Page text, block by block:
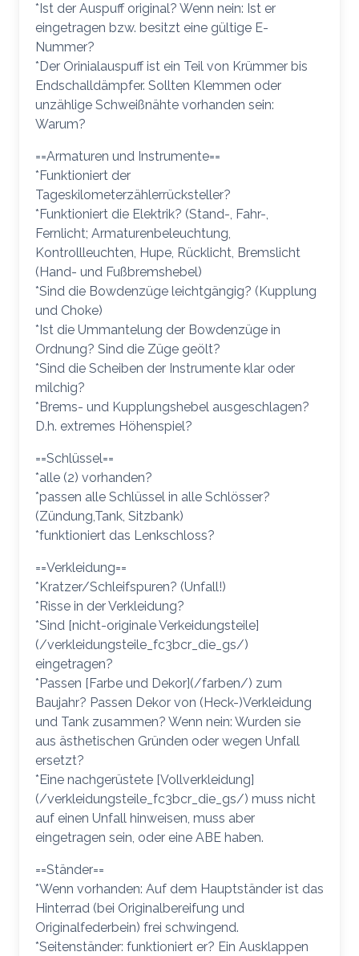
*Ist der Auspuff original? Wenn nein: Ist er
eingetragen bzw. besitzt eine gültige E-
Nummer?
*Der Orinialauspuff ist ein Teil von Krümmer bis
Endschalldämpfer. Sollten Klemmen oder
unzählige Schweißnähte vorhanden sein:
Warum?
==Armaturen und Instrumente==
*Funktioniert der
Tageskilometerzählerrücksteller?
*Funktioniert die Elektrik? (Stand-, Fahr-,
Fernlicht; Armaturenbeleuchtung,
Kontrollleuchten, Hupe, Rücklicht, Bremslicht
(Hand- und Fußbremshebel)
*Sind die Bowdenzüge leichtgängig? (Kupplung
und Choke)
*Ist die Ummantelung der Bowdenzüge in
Ordnung? Sind die Züge geölt?
*Sind die Scheiben der Instrumente klar oder
milchig?
*Brems- und Kupplungshebel ausgeschlagen?
D.h. extremes Höhenspiel?
==Schlüssel==
*alle (2) vorhanden?
*passen alle Schlüssel in alle Schlösser?
(Zündung,Tank, Sitzbank)
*funktioniert das Lenkschloss?
==Verkleidung==
*Kratzer/Schleifspuren? (Unfall!)
*Risse in der Verkleidung?
*Sind [nicht-originale Verkeidungsteile]
(/verkleidungsteile_fc3bcr_die_gs/)
eingetragen?
*Passen [Farbe und Dekor](/farben/) zum
Baujahr? Passen Dekor von (Heck-)Verkleidung
und Tank zusammen? Wenn nein: Wurden sie
aus ästhetischen Gründen oder wegen Unfall
ersetzt?
*Eine nachgerüstete [Vollverkleidung]
(/verkleidungsteile_fc3bcr_die_gs/) muss nicht
auf einen Unfall hinweisen, muss aber
eingetragen sein, oder eine ABE haben.
==Ständer==
*Wenn vorhanden: Auf dem Hauptständer ist das
Hinterrad (bei Originalbereifung und
Originalfederbein) frei schwingend.
*Seitenständer: funktioniert er? Ein Ausklappen